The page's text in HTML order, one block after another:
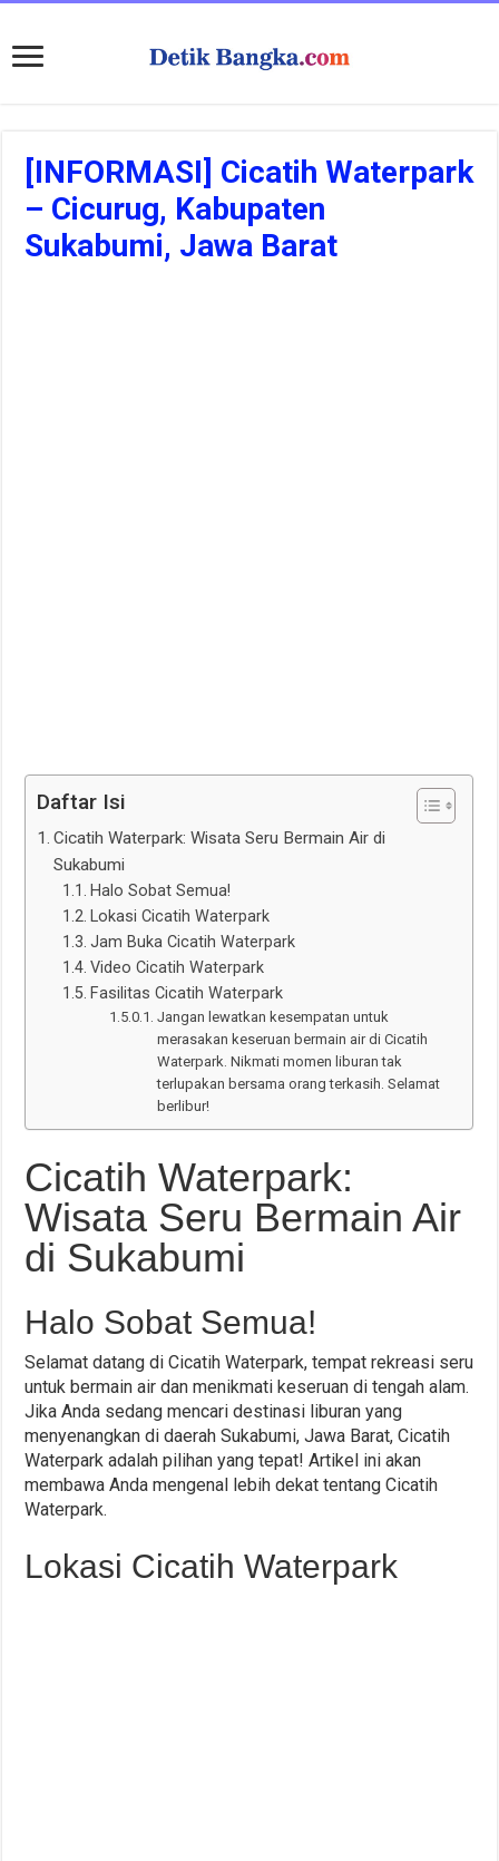
[INFORMASI] Cicatih Waterpark
– Cicurug, Kabupaten
Sukabumi, Jawa Barat
Daftar Isi
Cicatih Waterpark: Wisata Seru Bermain Air di
Sukabumi
Halo Sobat Semua!
Lokasi Cicatih Waterpark
Jam Buka Cicatih Waterpark
Video Cicatih Waterpark
Fasilitas Cicatih Waterpark
Jangan lewatkan kesempatan untuk
merasakan keseruan bermain air di Cicatih
Waterpark. Nikmati momen liburan tak
terlupakan bersama orang terkasih. Selamat
berlibur!
Cicatih Waterpark:
Wisata Seru Bermain Air
di Sukabumi
Halo Sobat Semua!
Selamat datang di Cicatih Waterpark, tempat rekreasi seru
untuk bermain air dan menikmati keseruan di tengah alam.
Jika Anda sedang mencari destinasi liburan yang
menyenangkan di daerah Sukabumi, Jawa Barat, Cicatih
Waterpark adalah pilihan yang tepat! Artikel ini akan
membawa Anda mengenal lebih dekat tentang Cicatih
Waterpark.
Lokasi Cicatih Waterpark